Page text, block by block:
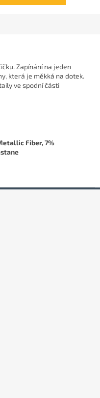
Zapínání na jeden
která je měkká na dotek.
ve spodní části
Fiber, 7%